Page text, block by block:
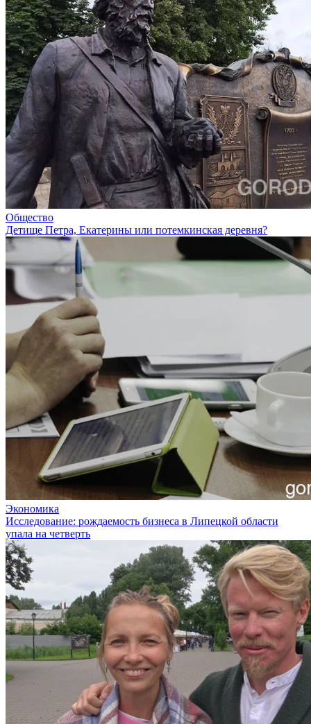
Общество
Детище Петра, Екатерины или потемкинская деревня?
Экономика
Исследование: рождаемость бизнеса в Липецкой области
упала на четверть